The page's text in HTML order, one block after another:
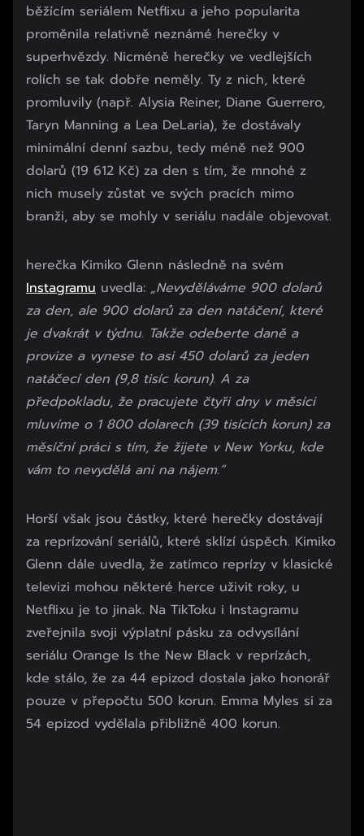
běžícím seriálem Netflixu a jeho popularita
proměnila relativně neznámé herečky v
superhvězdy. Nicméně herečky ve vedlejších
rolích se tak dobře neměly. Ty z nich, které
promluvily (např. Alysia Reiner, Diane Guerrero,
Taryn Manning a Lea DeLaria), že dostávaly
minimální denní sazbu, tedy méně než 900
dolarů (19 612 Kč) za den s tím, že mnohé z
nich musely zůstat ve svých pracích mimo
branži, aby se mohly v seriálu nadále objevovat.
herečka Kimiko Glenn následně na svém
Instagramu uvedla: „Nevyděláváme 900 dolarů
za den, ale 900 dolarů za den natáčení, které
je dvakrát v týdnu. Takže odeberte daně a
provize a vynese to asi 450 dolarů za jeden
natáčecí den (9,8 tisíc korun). A za
předpokladu, že pracujete čtyři dny v měsíci
mluvíme o 1 800 dolarech (39 tisících korun) za
měsíční práci s tím, že žijete v New Yorku, kde
vám to nevydělá ani na nájem.“
Začátek reklamy
Konec reklamy
Horší však jsou částky, které herečky dostávají
za reprízování seriálů, které sklízí úspěch. Kimiko
Glenn dále uvedla, že zatímco reprízy v klasické
televizi mohou některé herce uživit roky, u
Netflixu je to jinak. Na TikToku i Instagramu
zveřejnila svoji výplatní pásku za odvysílání
seriálu Orange Is the New Black v reprízách,
kde stálo, že za 44 epizod dostala jako honorář
pouze v přepočtu 500 korun. Emma Myles si za
54 epizod vydělala přibližně 400 korun.